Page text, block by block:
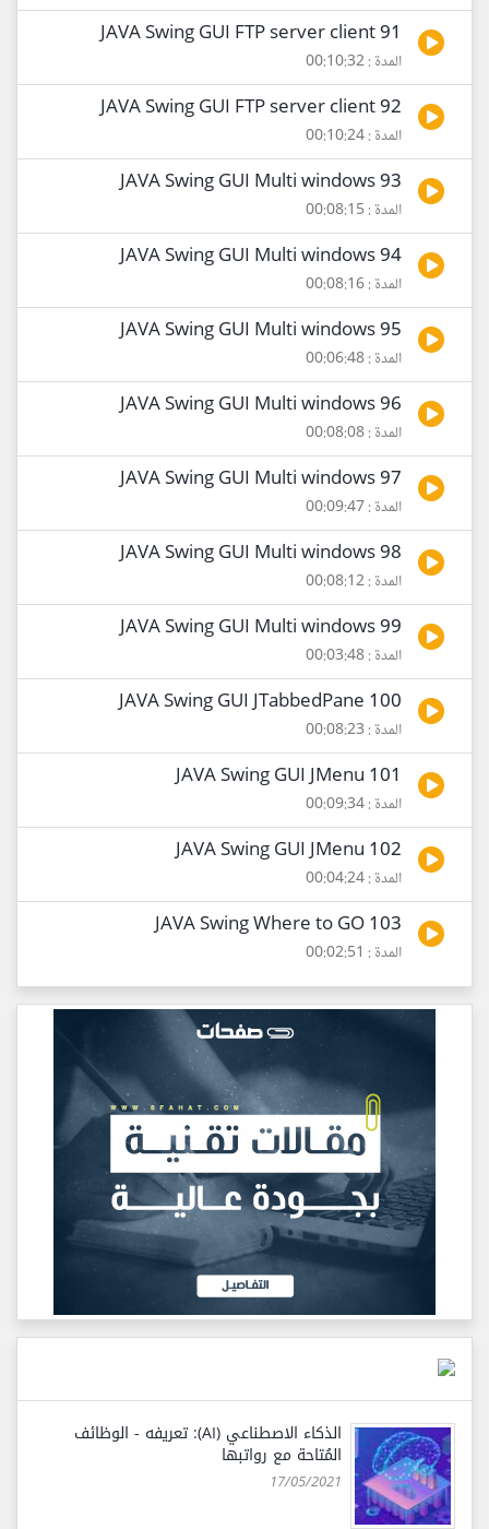
91 JAVA Swing GUI FTP server client
المدة : 00:10:32
92 JAVA Swing GUI FTP server client
المدة : 00:10:24
93 JAVA Swing GUI Multi windows
المدة : 00:08:15
94 JAVA Swing GUI Multi windows
المدة : 00:08:16
95 JAVA Swing GUI Multi windows
المدة : 00:06:48
96 JAVA Swing GUI Multi windows
المدة : 00:08:08
97 JAVA Swing GUI Multi windows
المدة : 00:09:47
98 JAVA Swing GUI Multi windows
المدة : 00:08:12
99 JAVA Swing GUI Multi windows
المدة : 00:03:48
100 JAVA Swing GUI JTabbedPane
المدة : 00:08:23
101 JAVA Swing GUI JMenu
المدة : 00:09:34
102 JAVA Swing GUI JMenu
المدة : 00:04:24
103 JAVA Swing Where to GO
المدة : 00:02:51
الذكاء الاصطناعي (AI): تعريفه - الوظائف
المُتاحة مع رواتبها
17/05/2021